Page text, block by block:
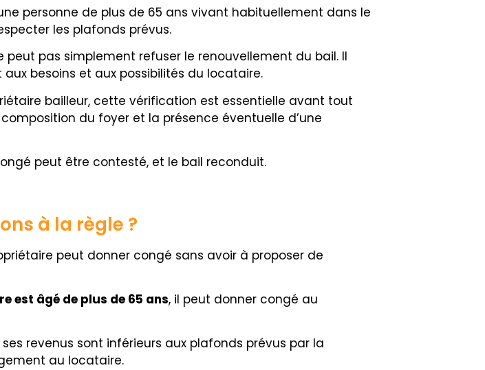
personne de plus de 65 ans vivant habituellement dans le
les plafonds prévus.
pas simplement refuser le renouvellement du bail. Il
besoins et aux possibilités du locataire.
bailleur, cette vérification est essentielle avant tout
du foyer et la présence éventuelle d’une
peut être contesté, et le bail reconduit.
à la règle ?
peut donner congé sans avoir à proposer de
est âgé de plus de 65 ans, il peut donner congé au
ses revenus sont inférieurs aux plafonds prévus par la
au locataire.